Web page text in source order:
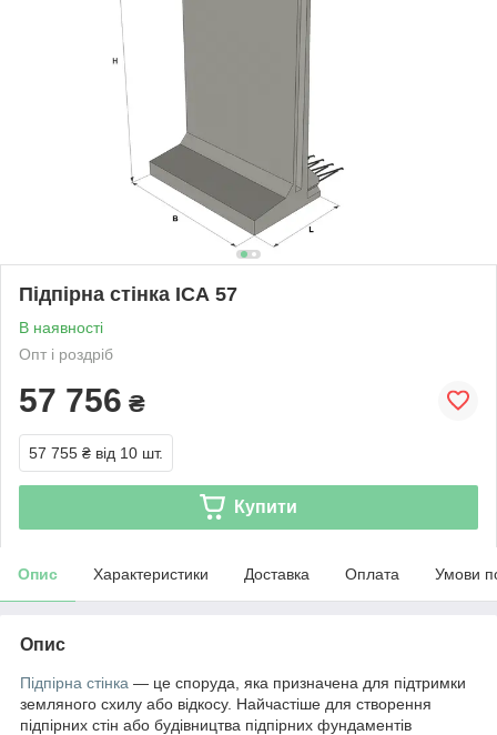
Підпірна стінка ІСА 57
В наявності
Опт і роздріб
57 756 ₴
57 755 ₴ від 10 шт.
Купити
Опис Характеристики Доставка Оплата Умови
Опис
Підпірна стінка — це споруда, яка призначена для підтримки
земляного схилу або відкосу. Найчастіше для створення
підпірних стін або будівництва підпірних фундаментів